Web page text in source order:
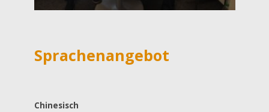
Sprachenangebot
Chinesisch